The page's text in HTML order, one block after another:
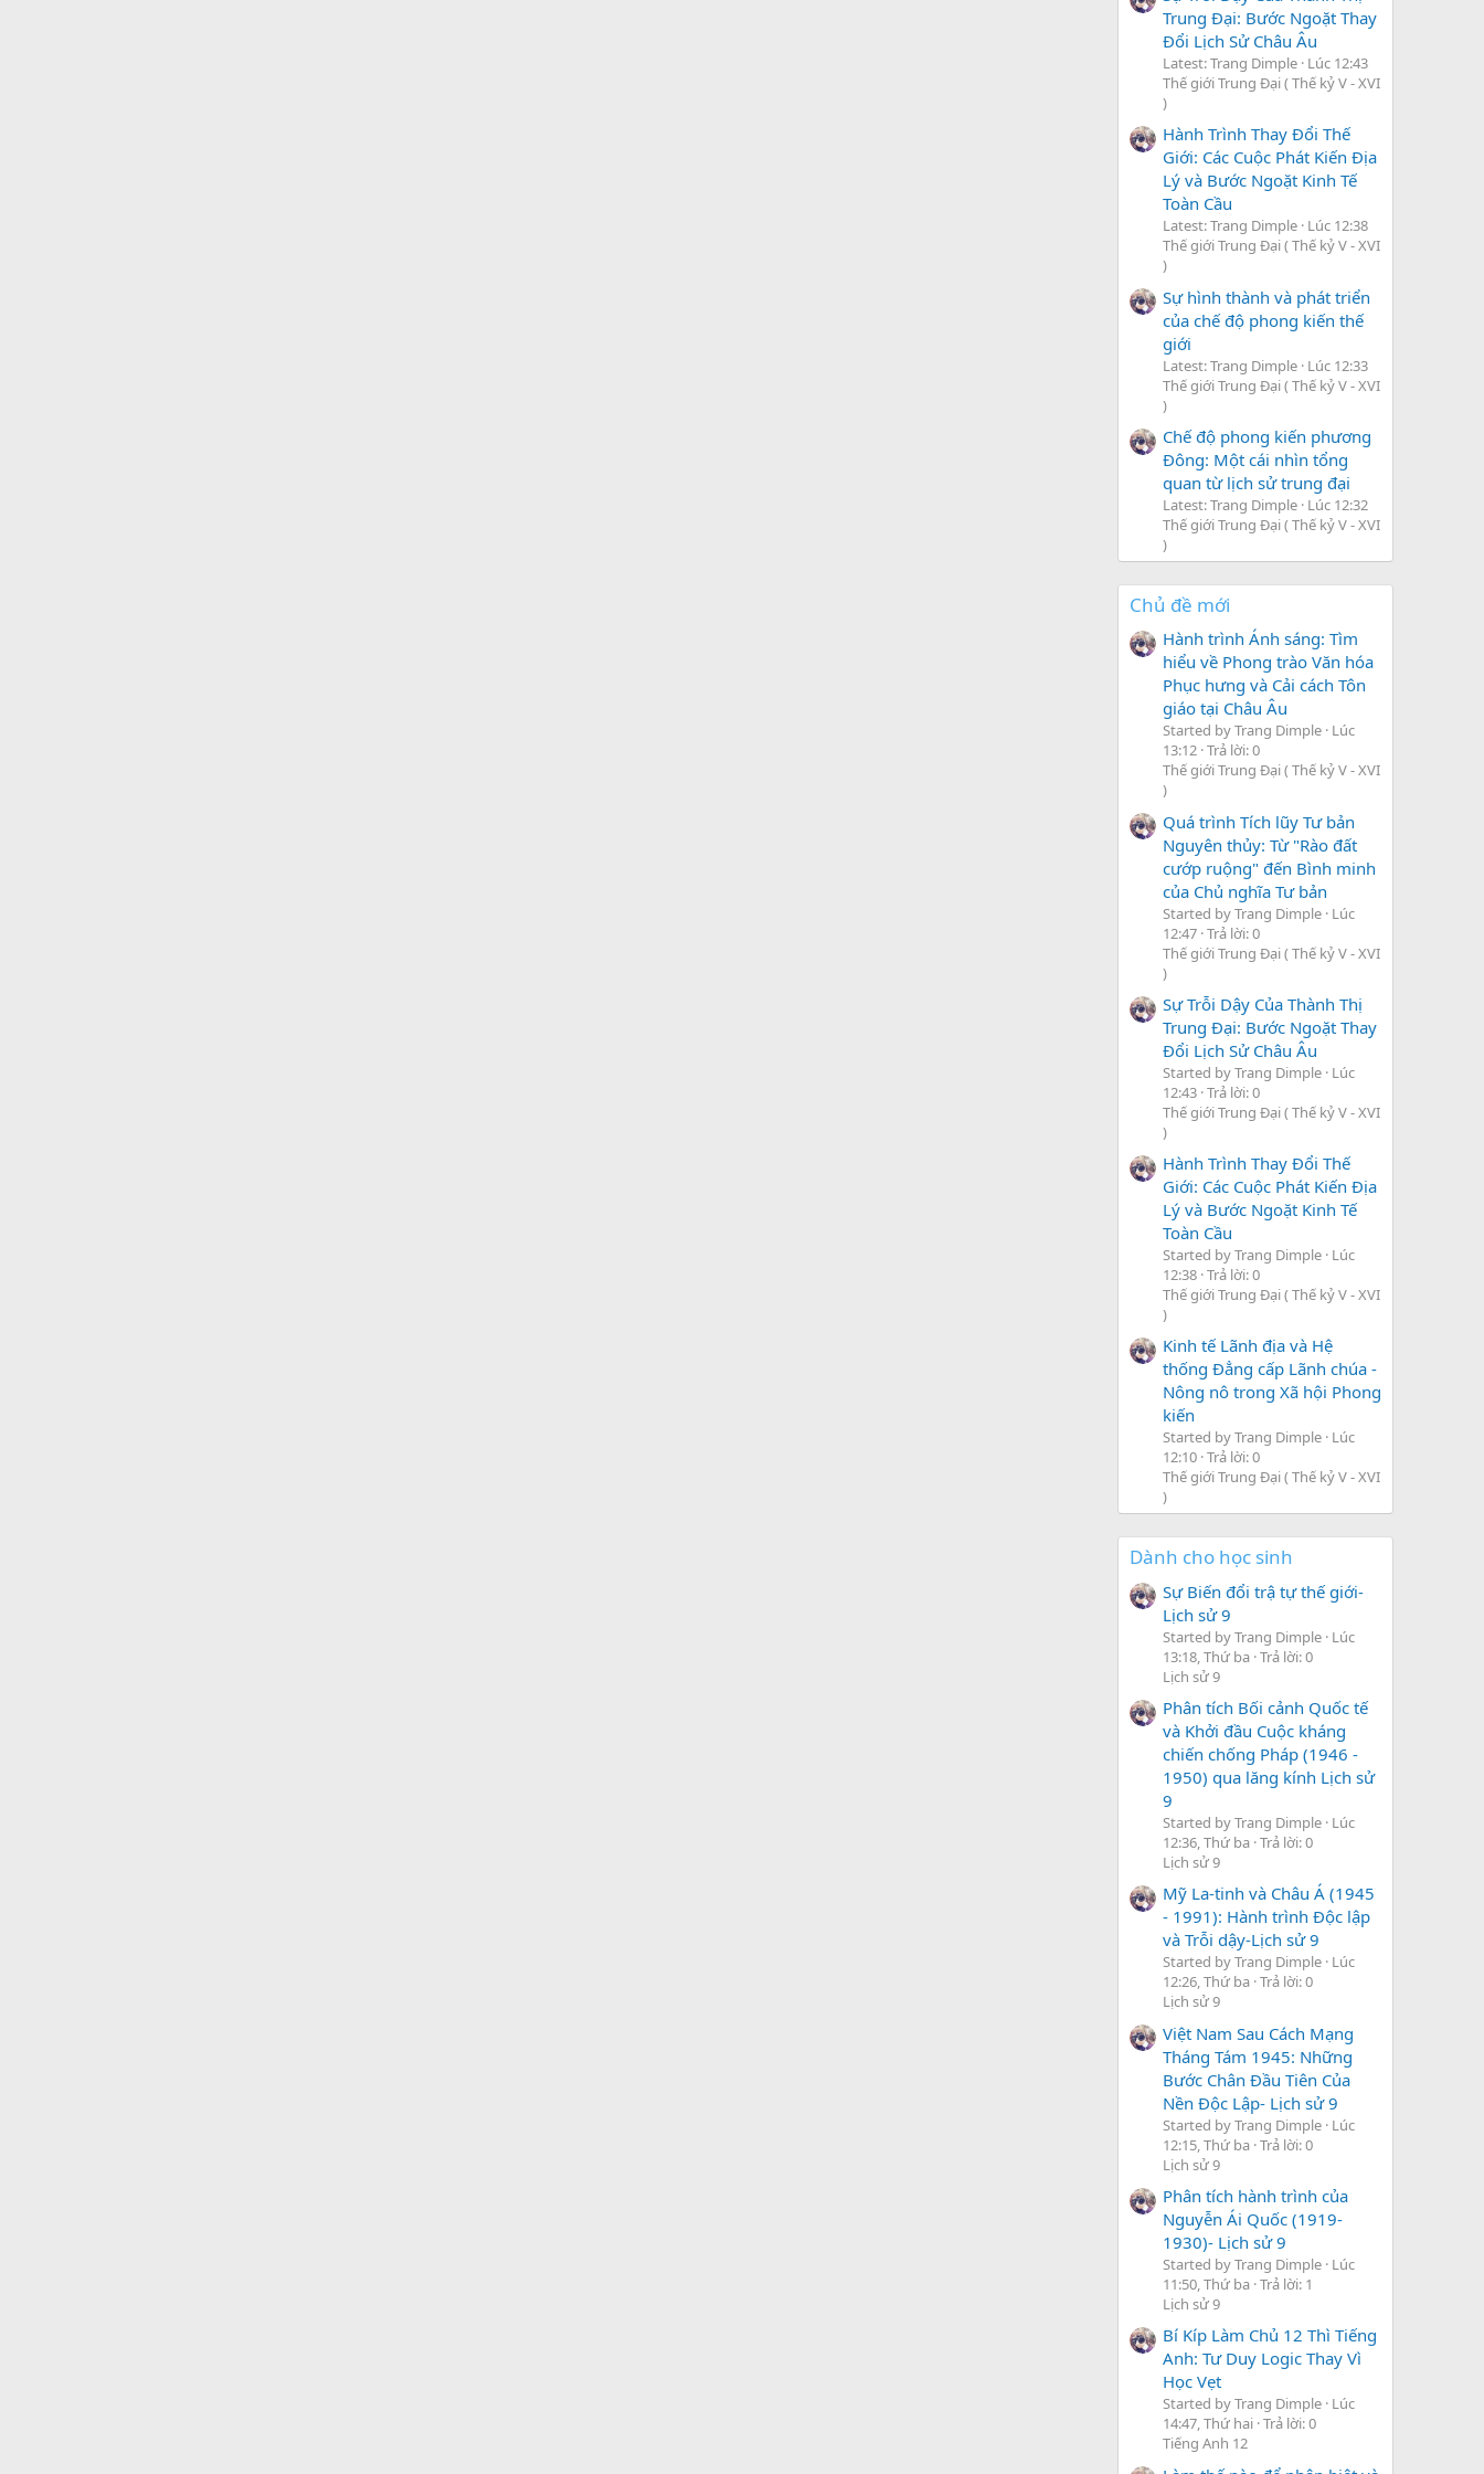
Trung Đại: Bước Ngoặt Thay
Đổi Lịch Sử Châu Âu
Latest: Trang Dimple Lúc 12:43
Thế giới Trung Đại ( Thế kỷ V - XVI
)
Hành Trình Thay Đổi Thế
Giới: Các Cuộc Phát Kiến Địa
Lý và Bước Ngoặt Kinh Tế
Toàn Cầu
Latest: Trang Dimple Lúc 12:38
Thế giới Trung Đại ( Thế kỷ V - XVI
)
Sự hình thành và phát triển
của chế độ phong kiến thế
giới
Latest: Trang Dimple Lúc 12:33
Thế giới Trung Đại ( Thế kỷ V - XVI
)
Chế độ phong kiến phương
Đông: Một cái nhìn tổng
quan từ lịch sử trung đại
Latest: Trang Dimple Lúc 12:32
Thế giới Trung Đại ( Thế kỷ V - XVI
)
Chủ đề mới
Hành trình Ánh sáng: Tìm
hiểu về Phong trào Văn hóa
Phục hưng và Cải cách Tôn
giáo tại Châu Âu
Started by Trang Dimple Lúc
13:12 Trả lời: 0
Thế giới Trung Đại ( Thế kỷ V - XVI
)
Quá trình Tích lũy Tư bản
Nguyên thủy: Từ "Rào đất
cướp ruộng" đến Bình minh
của Chủ nghĩa Tư bản
Started by Trang Dimple Lúc
12:47 Trả lời: 0
Thế giới Trung Đại ( Thế kỷ V - XVI
)
Sự Trỗi Dậy Của Thành Thị
Trung Đại: Bước Ngoặt Thay
Đổi Lịch Sử Châu Âu
Started by Trang Dimple Lúc
12:43 Trả lời: 0
Thế giới Trung Đại ( Thế kỷ V - XVI
)
Hành Trình Thay Đổi Thế
Giới: Các Cuộc Phát Kiến Địa
Lý và Bước Ngoặt Kinh Tế
Toàn Cầu
Started by Trang Dimple Lúc
12:38 Trả lời: 0
Thế giới Trung Đại ( Thế kỷ V - XVI
)
Kinh tế Lãnh địa và Hệ
thống Đẳng cấp Lãnh chúa -
Nông nô trong Xã hội Phong
kiến
Started by Trang Dimple Lúc
12:10 Trả lời: 0
Thế giới Trung Đại ( Thế kỷ V - XVI
)
Dành cho học sinh
Sự Biến đổi trậ tự thế giới-
Lịch sử 9
Started by Trang Dimple Lúc
13:18, Thứ ba Trả lời: 0
Lịch sử 9
Phân tích Bối cảnh Quốc tế
và Khởi đầu Cuộc kháng
chiến chống Pháp (1946 -
1950) qua lăng kính Lịch sử
9
Started by Trang Dimple Lúc
12:36, Thứ ba Trả lời: 0
Lịch sử 9
Mỹ La-tinh và Châu Á (1945
- 1991): Hành trình Độc lập
và Trỗi dậy-Lịch sử 9
Started by Trang Dimple Lúc
12:26, Thứ ba Trả lời: 0
Lịch sử 9
Việt Nam Sau Cách Mạng
Tháng Tám 1945: Những
Bước Chân Đầu Tiên Của
Nền Độc Lập- Lịch sử 9
Started by Trang Dimple Lúc
12:15, Thứ ba Trả lời: 0
Lịch sử 9
Phân tích hành trình của
Nguyễn Ái Quốc (1919-
1930)- Lịch sử 9
Started by Trang Dimple Lúc
11:50, Thứ ba Trả lời: 1
Lịch sử 9
Bí Kíp Làm Chủ 12 Thì Tiếng
Anh: Tư Duy Logic Thay Vì
Học Vẹt
Started by Trang Dimple Lúc
14:47, Thứ hai Trả lời: 0
Tiếng Anh 12